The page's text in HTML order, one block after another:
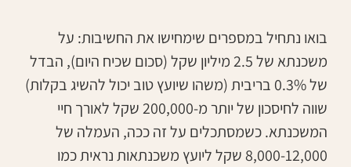
בואו נתחיל במספרים שימחישו את החשיבות: על
משכנתא של 2.5 מיליון שקל (סכום שכיח היום), הבדל
של 0.3% בריבית (משהו שיועץ טוב יכול להשיג בקלות)
שווה לחיסכון של יותר מ-200,000 שקל לאורך חיי
המשכנתא. כשמסתכלים על זה ככה, העמלה של
8,000-12,000 שקל ליועץ משכנתאות נראית כמו